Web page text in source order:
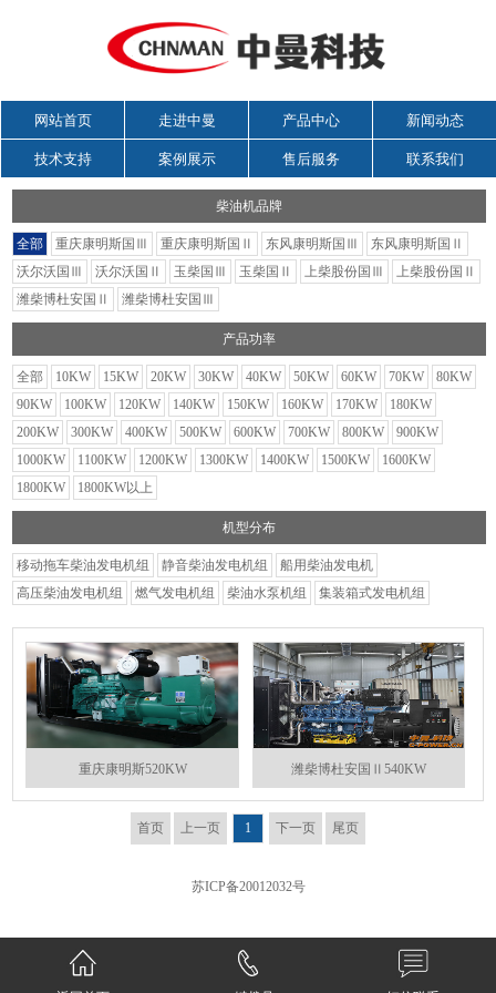
网站首页 走进中曼 产品中心 新闻动态
技术支持 案例展示 售后服务 联系我们
柴油机品牌
全部 重庆康明斯国Ⅲ 重庆康明斯国Ⅱ 东风康明斯国Ⅲ
东风康明斯国Ⅱ
沃尔沃国Ⅲ
沃尔沃国Ⅱ 玉柴国Ⅲ 玉柴国Ⅱ 上柴股份国Ⅲ
上柴股份国Ⅱ
潍柴博杜安国Ⅱ
潍柴博杜安国Ⅲ
产品功率
全部 10KW 15KW 20KW 30KW 40KW 50KW 60KW 70KW
80KW
90KW
100KW 120KW 140KW 150KW 160KW 170KW
180KW
200KW
300KW 400KW 500KW 600KW 700KW 800KW
900KW
1000KW
1100KW 1200KW 1300KW 1400KW 1500KW
1600KW
1800KW
1800KW以上
机型分布
移动拖车柴油发电机组 静音柴油发电机组
船用柴油发电机
高压柴油发电机组
燃气发电机组 柴油水泵机组 集装箱式发电机组
重庆康明斯520KW 潍柴博杜安国Ⅱ540KW
首页 上一页 1 下一页 尾页
苏ICP备20012032号